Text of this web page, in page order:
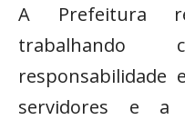
A Prefeitura
trabalhando
responsabilidade
servidores e a